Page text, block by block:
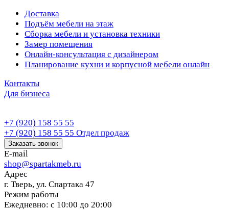
Доставка
Подъём мебели на этаж
Сборка мебели и установка техники
Замер помещения
Онлайн-консультация с дизайнером
Планирование кухни и корпусной мебели онлайн
Контакты
Для бизнеса
+7 (920) 158 55 55
+7 (920) 158 55 55 Отдел продаж
Заказать звонок
E-mail
shop@spartakmeb.ru
Адрес
г. Тверь, ул. Спартака 47
Режим работы
Ежедневно: с 10:00 до 20:00